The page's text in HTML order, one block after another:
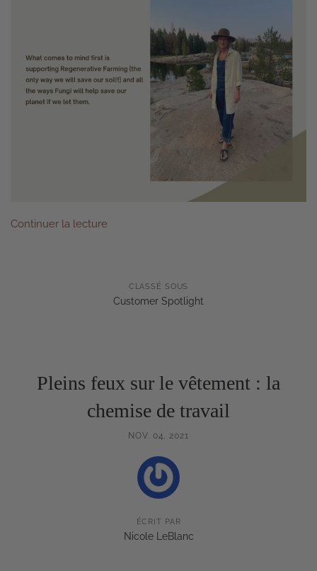
CLASSÉ SOUS
Customer Spotlight
Continuer la lecture
Pleins feux sur le vêtement : la
chemise de travail
NOV. 04, 2021
ÉCRIT PAR
Nicole LeBlanc